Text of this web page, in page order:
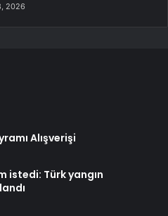
2026
Alışverişi
istedi: Türk yangın